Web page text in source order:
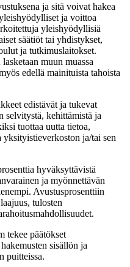
ja sitä voivat hakea
ja voittoa
yleishyödyllisiä
säätiöt tai yhdistykset,
ja tutkimuslaitokset.
muun muassa
edellä mainituista tahoista
edistävät ja tukevat
selvitystä, kehittämistä ja
tuottaa uutta tietoa,
ja/tai sen
hyväksyttävistä
ja myönnettävän
Avustusprosenttiin
tulosten
tekee päätökset
sisällön ja
puitteissa.